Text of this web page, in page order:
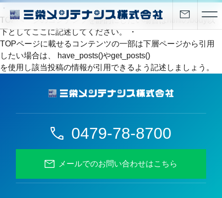
・
TOPページのコンテンツを静的にしたい場合はhtmlのbody以
下としてここに記述してください。 ・
TOPページに載せるコンテンツの一部は下層ページから引用
したい場合は、 have_posts()やget_posts()
を使用し該当投稿の情報が引用できるよう記述しましょう。
0479-78-8700
メールでのお問い合わせはこちら